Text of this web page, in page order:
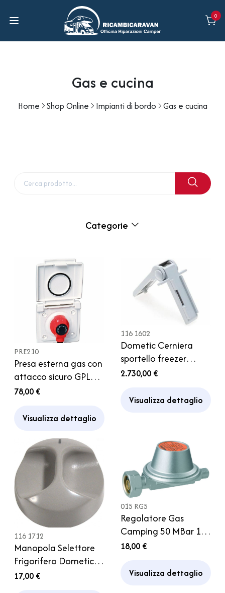
0
Gas e cucina
Home Shop Online Impianti di bordo Gas e cucina
Categorie
PRE210
Presa esterna gas con
attacco sicuro GPL
per camper
78,00 €
Visualizza dettaglio
116 1602
Dometic Cerniera
sportello freezer
frigorifero RM 6401
2.730,00 €
Visualizza dettaglio
116 1712
Manopola Selettore
Frigorifero Dometic
RM 7270 7290 7360
17,00 €
015 RG5
Regolatore Gas
Camping 50 MBar 1,5
kg Attacco Italia
18,00 €
Visualizza dettaglio